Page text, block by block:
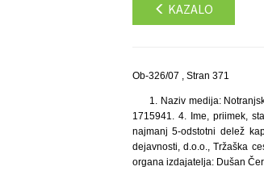
KAZALO
Ob-326/07 , Stran 371
1. Naziv medija:
1715941. 4. Ime, priimek,
najmanj 5-odstotni delež
dejavnosti, d.o.o., Tržaška
organa izdajatelja: Dušan